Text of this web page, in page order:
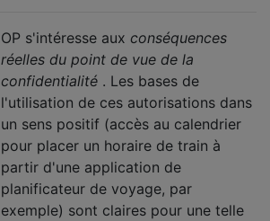
OP s'intéresse aux conséquences
réelles du point de vue de la
confidentialité . Les bases de
l'utilisation de ces autorisations dans
un sens positif (accès au calendrier
pour placer un horaire de train à
partir d'une application de
planificateur de voyage, par
exemple) sont claires pour une telle